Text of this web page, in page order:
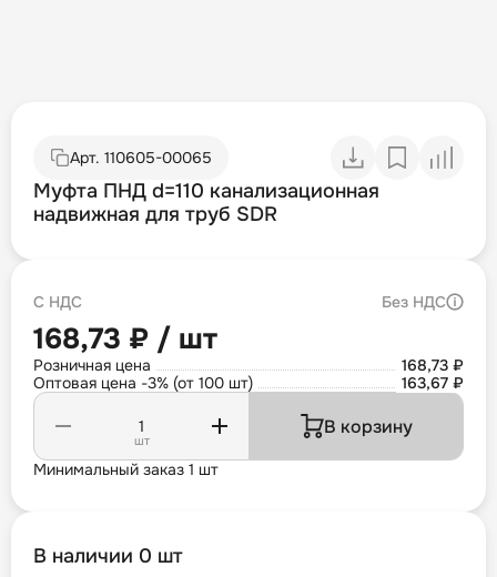
Арт. 110605-00065
Муфта ПНД d=110 канализационная
надвижная для труб SDR
С НДС Без НДС
168,73 ₽ / шт
Розничная цена
168,73 ₽
Оптовая цена -3% (от 100 шт)
163,67 ₽
шт
В корзину
Минимальный заказ 1 шт
В наличии 0 шт